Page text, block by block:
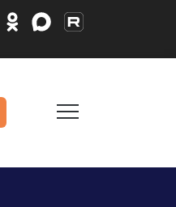
menu